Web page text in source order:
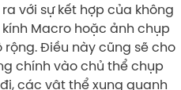
với sự kết hợp của không
Macro hoặc ảnh chụp
Điều này cũng sẽ cho
chính vào chủ thể chụp
các vật thể xung quanh